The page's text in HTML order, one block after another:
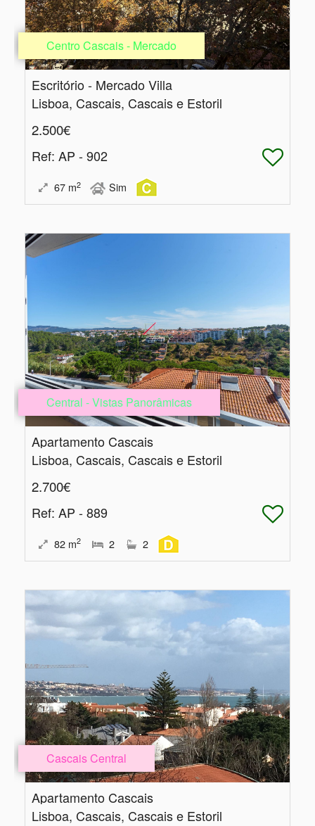
Centro Cascais - Mercado
Escritório - Mercado Villa
Lisboa, Cascais, Cascais e Estoril
2.500€
Ref: AP - 902
67 m2 Sim
Central - Vistas Panorâmicas
Apartamento Cascais
Lisboa, Cascais, Cascais e Estoril
2.700€
Ref: AP - 889
82 m2 2 2
Cascais Central
Apartamento Cascais
Lisboa, Cascais, Cascais e Estoril